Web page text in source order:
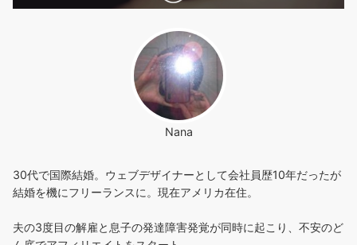
Nana
30代で国際結婚。ウェブデザイナーとして会社員歴10年だったが
結婚を機にフリーランスに。現在アメリカ在住。
夫の3度目の解雇と息子の発達障害発覚が同時に起こり、不安のど